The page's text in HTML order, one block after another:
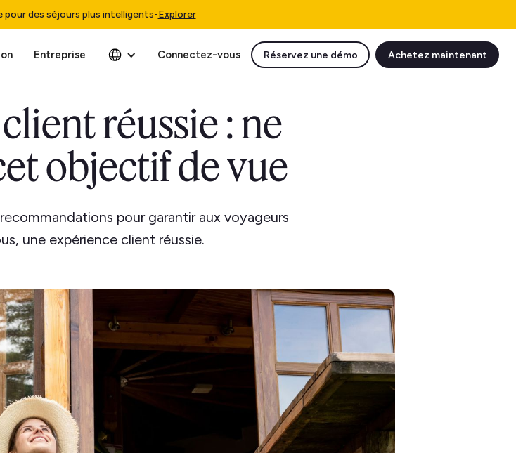
pour des séjours plus intelligents-Explorer
Entreprise Connectez-vous Réservez une démo Achetez maintenant
réussie : ne
objectif de vue
pour garantir aux voyageurs
une expérience client réussie.